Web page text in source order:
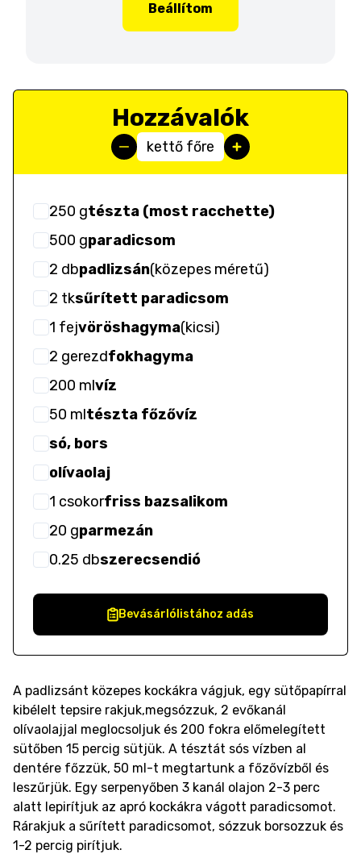
Beállítom
Hozzávalók
kettő főre
250 gtészta (most racchette)
500 gparadicsom
2 dbpadlizsán(közepes méretű)
2 tksűrített paradicsom
1 fejvöröshagyma(kicsi)
2 gerezdfokhagyma
200 mlvíz
50 mltészta főzővíz
só, bors
olívaolaj
1 csokorfriss bazsalikom
20 gparmezán
0.25 dbszerecsendió
Bevásárlólistához adás
A padlizsánt közepes kockákra vágjuk, egy sütőpapírral
kibélelt tepsire rakjuk,megsózzuk, 2 evőkanál
olívaolajjal meglocsoljuk és 200 fokra előmelegített
sütőben 15 percig sütjük. A tésztát sós vízben al
dentére főzzük, 50 ml-t megtartunk a főzővízből és
leszűrjük. Egy serpenyőben 3 kanál olajon 2-3 perc
alatt lepirítjuk az apró kockákra vágott paradicsomot.
Rárakjuk a sűrített paradicsomot, sózzuk borsozzuk és
1-2 percig pirítjuk.